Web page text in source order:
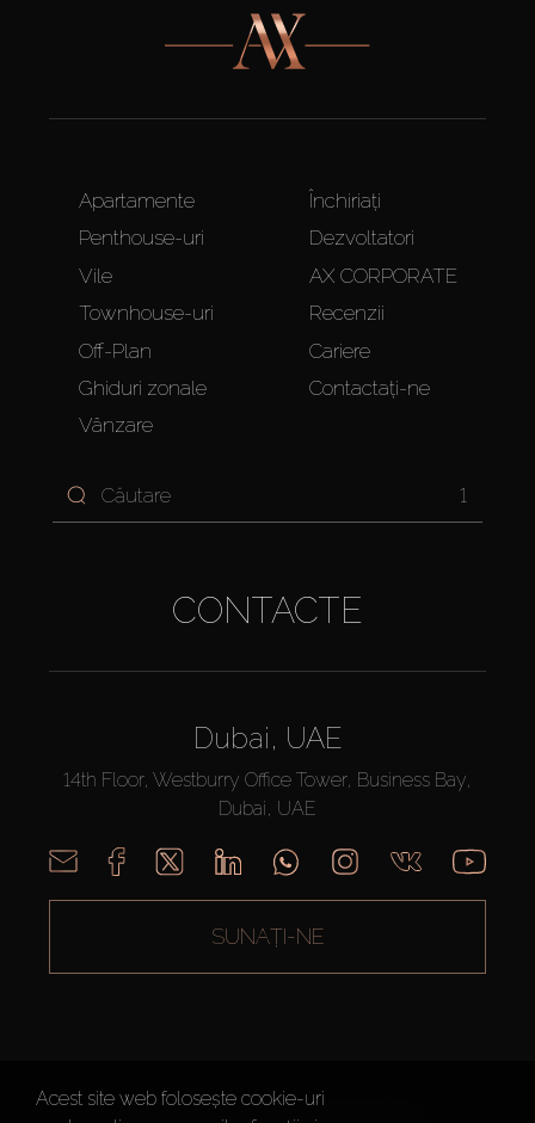
Apartamente
Penthouse-uri
Vile
Townhouse-uri
Off-Plan
Ghiduri zonale
Vânzare
Închiriați
Dezvoltatori
AX CORPORATE
Recenzii
Cariere
Contactați-ne
1
CONTACTE
Dubai, UAE
14th Floor, Westburry Office Tower, Business Bay,
Dubai, UAE
SUNAȚI-NE
AX CAPITAL ©2026 Toate drepturile rezervate
Acest site web folosește cookie-uri